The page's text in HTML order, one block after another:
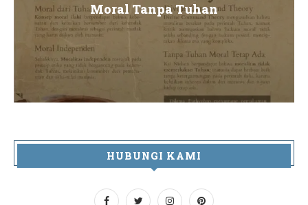
Moral Tanpa Tuhan
HUBUNGI KAMI